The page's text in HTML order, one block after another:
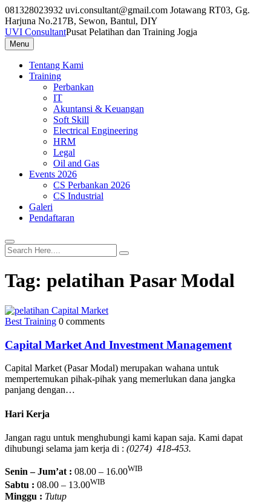
Skip
to
content
081328023932 uvi.consultant@gmail.com Jotawang RT03, Gg.
Harjuna No.217B, Sewon, Bantul, DIY
UVI ConsultantPusat Pelatihan dan Training Jogja
Menu
Tentang Kami
Training
Perbankan
IT
Akuntansi & Keuangan
Soft Skill
Electrical Engineering
HRM
Legal
Oil and Gas
Events 2026
CS Perbankan 2026
CS Industrial
Galeri
Pendaftaran
Tag: pelatihan Pasar Modal
Best Training 0 comments
Capital Market And Investment Management
Capital Market (Pasar Modal) merupakan wahana untuk
mempertemukan pihak-pihak yang memerlukan dana jangka
panjang dengan…
Hari Kerja
Jangan ragu untuk menghubungi kami kapan saja. Kami dapat
dihubungi selama jam kerja di : (0274) 418-453.
Senin – Jum’at : 08.00 – 16.00WIB
Sabtu : 08.00 – 13.00WIB
Minggu : Tutup